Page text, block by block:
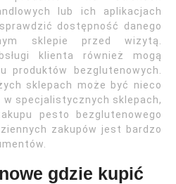
lub ich aplikacjach
dostępność danego
sklepie przed wizytą.
klienta również mogą
produktów bezglutenowych.
sklepach może być nieco
w specjalistycznych sklepach,
pesto bezglutenowego
zakupów jest bardzo
gdzie kupić